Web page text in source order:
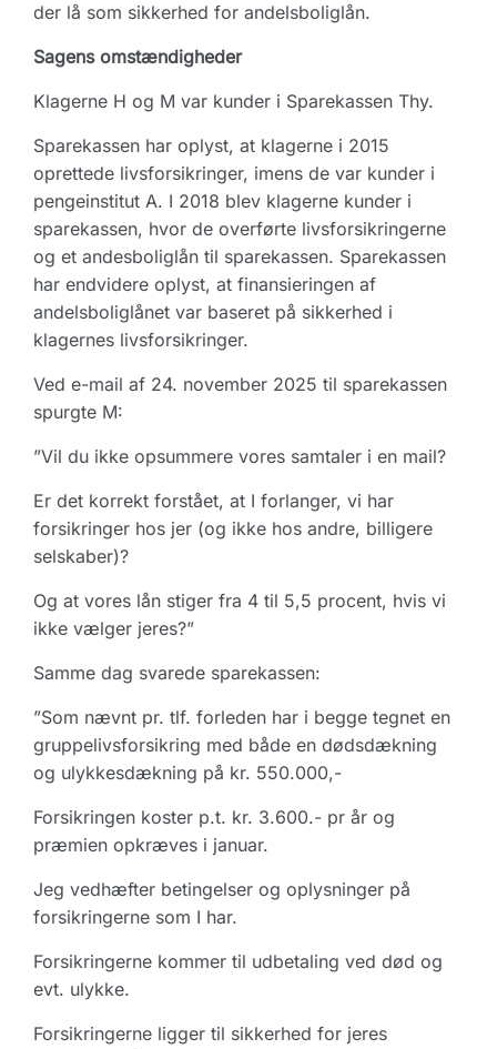
der lå som sikkerhed for andelsboliglån.
Sagens omstændigheder
Klagerne H og M var kunder i Sparekassen Thy.
Sparekassen har oplyst, at klagerne i 2015
oprettede livsforsikringer, imens de var kunder i
pengeinstitut A. I 2018 blev klagerne kunder i
sparekassen, hvor de overførte livsforsikringerne
og et andesboliglån til sparekassen. Sparekassen
har endvidere oplyst, at finansieringen af
andelsboliglånet var baseret på sikkerhed i
klagernes livsforsikringer.
Ved e-mail af 24. november 2025 til sparekassen
spurgte M:
”Vil du ikke opsummere vores samtaler i en mail?
Er det korrekt forstået, at I forlanger, vi har
forsikringer hos jer (og ikke hos andre, billigere
selskaber)?
Og at vores lån stiger fra 4 til 5,5 procent, hvis vi
ikke vælger jeres?”
Samme dag svarede sparekassen:
”Som nævnt pr. tlf. forleden har i begge tegnet en
gruppelivsforsikring med både en dødsdækning
og ulykkesdækning på kr. 550.000,-
Forsikringen koster p.t. kr. 3.600.- pr år og
præmien opkræves i januar.
Jeg vedhæfter betingelser og oplysninger på
forsikringerne som I har.
Forsikringerne kommer til udbetaling ved død og
evt. ulykke.
Forsikringerne ligger til sikkerhed for jeres